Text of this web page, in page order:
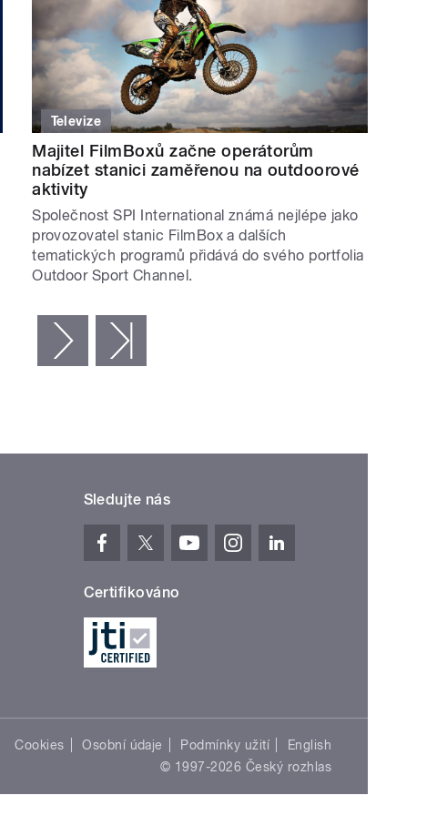
Televize
Majitel FilmBoxů začne operátorům
nabízet stanici zaměřenou na outdoorové
aktivity
Společnost SPI International známá nejlépe jako
provozovatel stanic FilmBox a dalších
tematických programů přidává do svého portfolia
Outdoor Sport Channel.
následující ›
Sledujte nás
Certifikováno
Cookies Osobní údaje Podmínky užití
English
© 1997-2026 Český rozhlas